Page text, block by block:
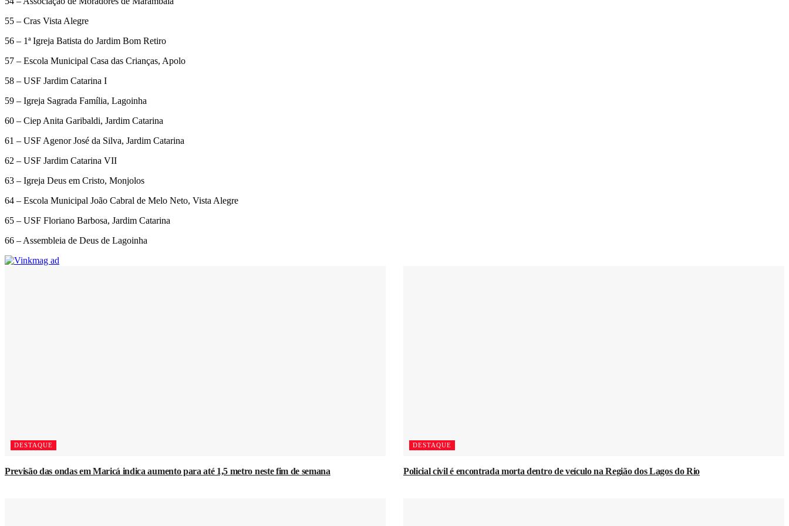
55 – Cras Vista Alegre
56 – 1ª Igreja Batista do Jardim Bom Retiro
57 – Escola Municipal Casa das Crianças, Apolo
58 – USF Jardim Catarina I
59 – Igreja Sagrada Família, Lagoinha
60 – Ciep Anita Garibaldi, Jardim Catarina
61 – USF Agenor José da Silva, Jardim Catarina
62 – USF Jardim Catarina VII
63 – Igreja Deus em Cristo, Monjolos
64 – Escola Municipal João Cabral de Melo Neto, Vista Alegre
65 – USF Floriano Barbosa, Jardim Catarina
66 – Assembleia de Deus de Lagoinha
DESTAQUE
Previsão das ondas em Maricá indica aumento para até 1,5 metro neste fim de semana
DESTAQUE
Policial civil é encontrada morta dentro de veículo na Região dos Lagos do Rio